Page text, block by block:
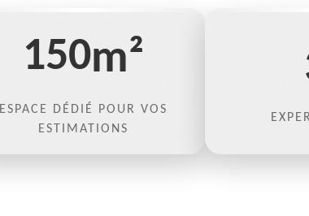
150m²
ESPACE DÉDIÉ POUR VOS
ESTIMATIONS